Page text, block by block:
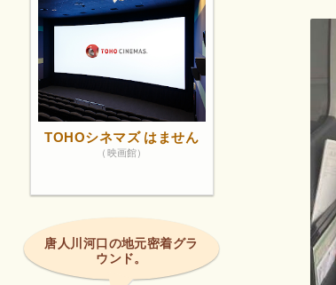
TOHOシネマズ はません
（映画館）
唐人川河口の地元密着グラ
ウンド。